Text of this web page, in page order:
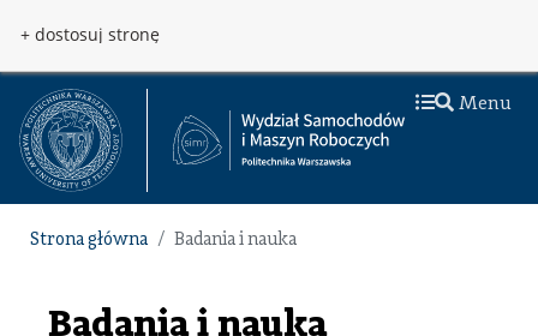
+ dostosuj stronę
Menu
Strona główna Badania i nauka
Badania i nauka